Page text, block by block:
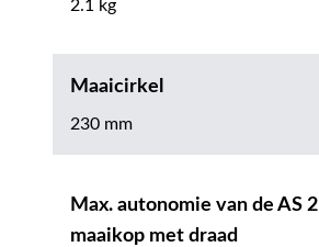
2.1 kg
Maaicirkel
230 mm
Max. autonomie van de AS
maaikop met draad